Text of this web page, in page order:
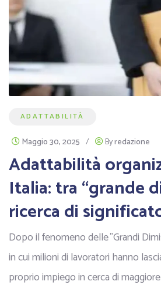
ADATTABILITÀ
Maggio 30, 2025 / Byredazione
Adattabilità
Italia: tra “grande
ricerca di
Dopo il fenomeno delle "Grandi
in cui milioni di lavoratori hanno
proprio impiego in cerca di